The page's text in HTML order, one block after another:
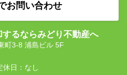
お問い合わせ
るならみどり不動産へ
町3-8 浦島ビル 5F
休日：なし